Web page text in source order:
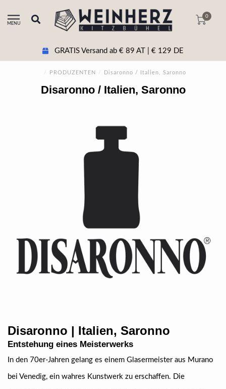
MENU
0
GRATIS Versand ab € 89 AT | € 129 DE
/ PRODUZENTEN / Disaronno / Italien, Saronno
Disaronno / Italien, Saronno
Disaronno | Italien, Saronno
Entstehung eines Meisterwerks
In den 70er-Jahren gelang es einem Glasermeister aus Murano
bei Venedig, ein wahres Kunstwerk zu erschaffen. Die